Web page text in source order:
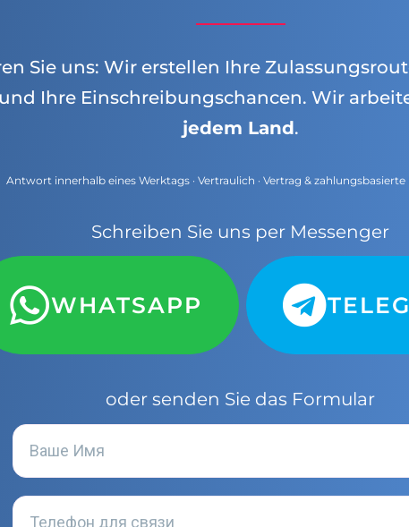
Sie uns: Wir erstellen Ihre
Ihre Einschreibungschancen. Wir
jedem Land.
Antwort innerhalb eines Werktags · Vertraulich · Vertrag &
Schreiben Sie uns per Messenger
WHATSAPP
oder senden Sie das Formular